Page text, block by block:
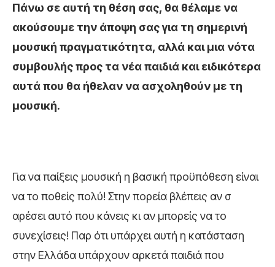
Πάνω σε αυτή τη θέση σας, θα θέλαμε να
ακούσουμε την άποψη σας για τη σημερινή
μουσική πραγματικότητα, αλλά και μια νότα
συμβουλής προς τα νέα παιδιά και ειδικότερα
αυτά που θα ήθελαν να ασχοληθούν με τη
μουσική.
Για να παίξεις μουσική η βασική προϋπόθεση είναι
να το ποθείς πολύ! Στην πορεία βλέπεις αν σ
αρέσει αυτό που κάνεις κι αν μπορείς να το
συνεχίσεις! Παρ ότι υπάρχει αυτή η κατάσταση
στην Ελλάδα υπάρχουν αρκετά παιδιά που